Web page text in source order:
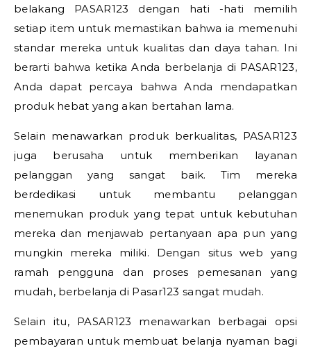
belakang PASAR123 dengan hati -hati memilih
setiap item untuk memastikan bahwa ia memenuhi
standar mereka untuk kualitas dan daya tahan. Ini
berarti bahwa ketika Anda berbelanja di PASAR123,
Anda dapat percaya bahwa Anda mendapatkan
produk hebat yang akan bertahan lama.
Selain menawarkan produk berkualitas, PASAR123
juga berusaha untuk memberikan layanan
pelanggan yang sangat baik. Tim mereka
berdedikasi untuk membantu pelanggan
menemukan produk yang tepat untuk kebutuhan
mereka dan menjawab pertanyaan apa pun yang
mungkin mereka miliki. Dengan situs web yang
ramah pengguna dan proses pemesanan yang
mudah, berbelanja di Pasar123 sangat mudah.
Selain itu, PASAR123 menawarkan berbagai opsi
pembayaran untuk membuat belanja nyaman bagi